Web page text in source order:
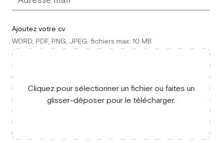
Ajoutez votre cv
WORD, PDF, PNG, JPEG, fichiers max. 10 MB
Cliquez pour sélectionner un fichier ou faites un
glisser-déposer pour le télécharger.